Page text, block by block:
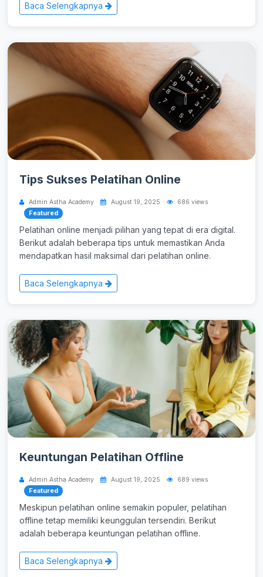
Baca Selengkapnya
Tips Sukses Pelatihan Online
Admin Astha Academy August 19, 2025 686 views
Featured
Pelatihan online menjadi pilihan yang tepat di era digital.
Berikut adalah beberapa tips untuk memastikan Anda
mendapatkan hasil maksimal dari pelatihan online.
Baca Selengkapnya
Keuntungan Pelatihan Offline
Admin Astha Academy August 19, 2025 689 views
Featured
Meskipun pelatihan online semakin populer, pelatihan
offline tetap memiliki keunggulan tersendiri. Berikut
adalah beberapa keuntungan pelatihan offline.
Baca Selengkapnya